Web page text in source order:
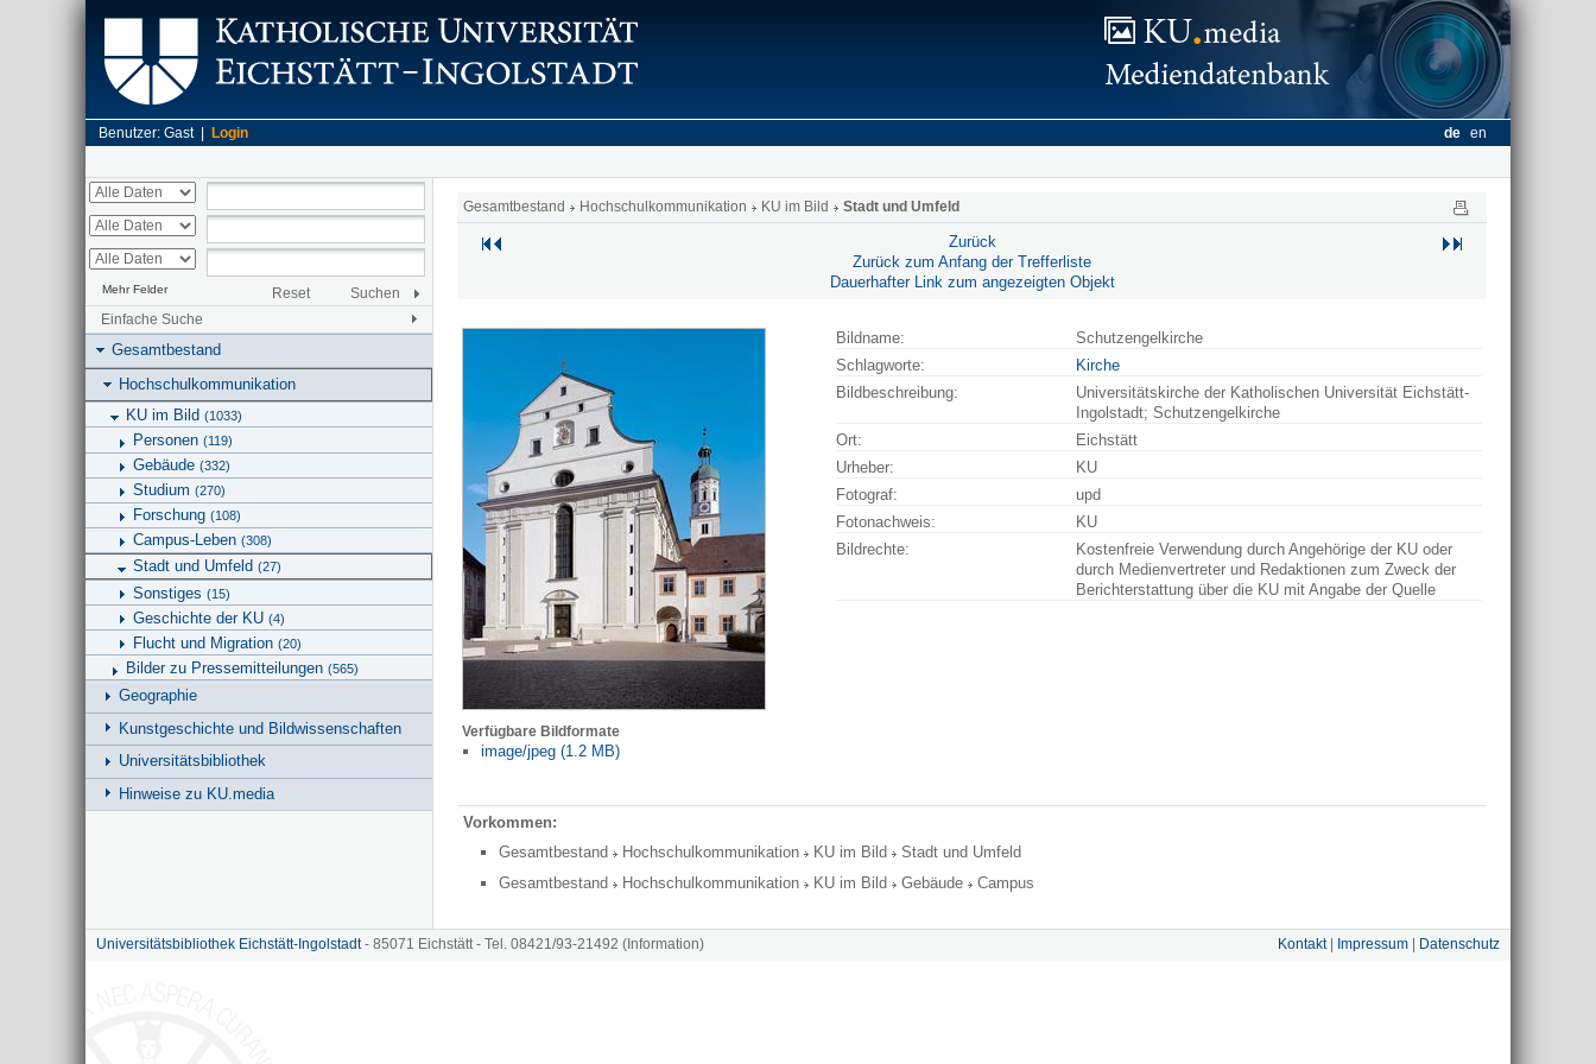
Benutzer: Gast | Login de en
Mehr Felder Reset
Suchen
Einfache Suche
Gesamtbestand
Hochschulkommunikation
KU im Bild (1033)
Personen (119)
Gebäude (332)
Studium (270)
Forschung (108)
Campus-Leben (308)
Stadt und Umfeld (27)
Sonstiges (15)
Geschichte der KU (4)
Flucht und Migration (20)
Bilder zu Pressemitteilungen (565)
Geographie
Kunstgeschichte und Bildwissenschaften
Universitätsbibliothek
Hinweise zu KU.media
Gesamtbestand Hochschulkommunikation KU im Bild Stadt und Umfeld
Zurück
Zurück zum Anfang der Trefferliste
Dauerhafter Link zum angezeigten Objekt
Verfügbare Bildformate
image/jpeg (1.2 MB)
Bildname:
Schutzengelkirche
Schlagworte:
Kirche
Bildbeschreibung:
Universitätskirche der Katholischen Universität Eichstätt-
Ingolstadt; Schutzengelkirche
Ort:
Eichstätt
Urheber:
KU
Fotograf:
upd
Fotonachweis:
KU
Bildrechte:
Kostenfreie Verwendung durch Angehörige der KU oder
durch Medienvertreter und Redaktionen zum Zweck der
Berichterstattung über die KU mit Angabe der Quelle
Vorkommen:
Gesamtbestand
Hochschulkommunikation KU im Bild
Stadt und Umfeld
Gesamtbestand
Hochschulkommunikation KU im Bild Gebäude Campus
Universitätsbibliothek Eichstätt-Ingolstadt- 85071 Eichstätt - Tel. 08421/93-21492 (Information) Kontakt| Impressum Datenschutz